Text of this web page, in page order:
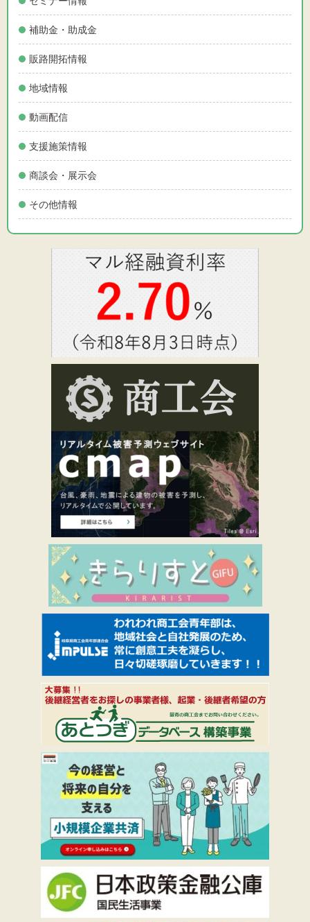
補助金・助成金
販路開拓情報
地域情報
動画配信
支援施策情報
商談会・展示会
その他情報